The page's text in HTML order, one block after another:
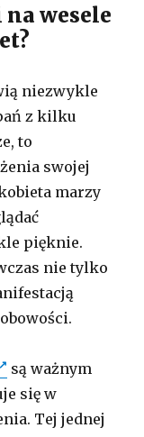
wesele
niezwykle
z kilku
to
swojej
marzy
pięknie.
nie tylko
są ważnym
się w
Tej jednej